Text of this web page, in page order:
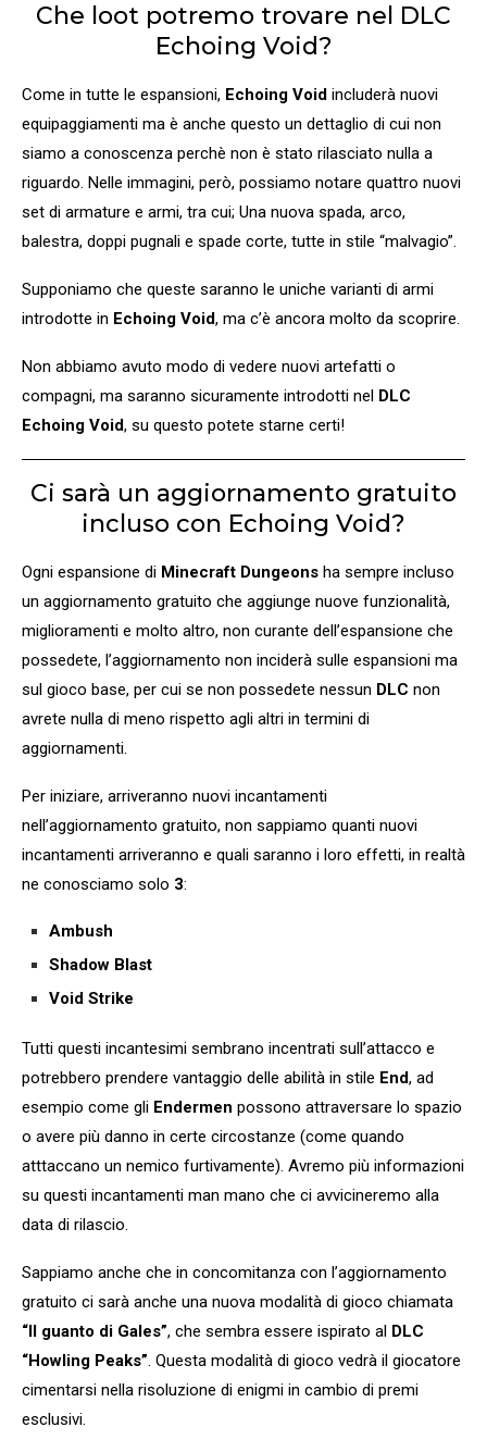
Che loot potremo trovare nel DLC
Echoing Void?
Come in tutte le espansioni, Echoing Void includerà nuovi
equipaggiamenti ma è anche questo un dettaglio di cui non
siamo a conoscenza perchè non è stato rilasciato nulla a
riguardo. Nelle immagini, però, possiamo notare quattro nuovi
set di armature e armi, tra cui; Una nuova spada, arco,
balestra, doppi pugnali e spade corte, tutte in stile “malvagio”.
Supponiamo che queste saranno le uniche varianti di armi
introdotte in Echoing Void, ma c’è ancora molto da scoprire.
Non abbiamo avuto modo di vedere nuovi artefatti o
compagni, ma saranno sicuramente introdotti nel
DLC
Echoing Void, su questo potete starne certi!
Ci sarà un aggiornamento gratuito
incluso con Echoing Void?
Ogni espansione di Minecraft Dungeons ha sempre incluso
un aggiornamento gratuito che aggiunge nuove funzionalità,
miglioramenti e molto altro, non curante dell’espansione che
possedete, l’aggiornamento non inciderà sulle espansioni ma
sul gioco base, per cui se non possedete nessun DLC non
avrete nulla di meno rispetto agli altri in termini di
aggiornamenti.
Per iniziare, arriveranno nuovi incantamenti
nell’aggiornamento gratuito, non sappiamo quanti nuovi
incantamenti arriveranno e quali saranno i loro effetti, in realtà
ne conosciamo solo 3:
Ambush
Shadow Blast
Void Strike
Tutti questi incantesimi sembrano incentrati sull’attacco e
potrebbero prendere vantaggio delle abilità in stile End, ad
esempio come gli Endermen possono attraversare lo spazio
o avere più danno in certe circostanze (come quando
atttaccano un nemico furtivamente). Avremo più informazioni
su questi incantamenti man mano che ci avvicineremo alla
data di rilascio.
Sappiamo anche che in concomitanza con l’aggiornamento
gratuito ci sarà anche una nuova modalità di gioco chiamata
“Il guanto di Gales”, che sembra essere ispirato al DLC
“Howling Peaks”. Questa modalità di gioco vedrà il giocatore
cimentarsi nella risoluzione di enigmi in cambio di premi
esclusivi.